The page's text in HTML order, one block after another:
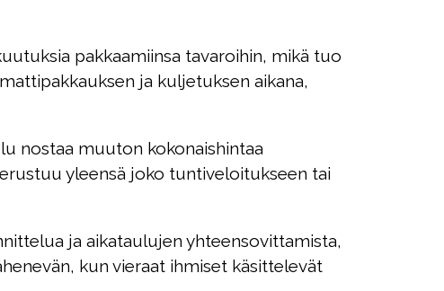
pakkaamiinsa tavaroihin, mikä tuo
ja kuljetuksen aikana,
nostaa muuton kokonaishintaa
yleensä joko tuntiveloitukseen tai
ja aikataulujen yhteensovittamista,
kun vieraat ihmiset käsittelevät